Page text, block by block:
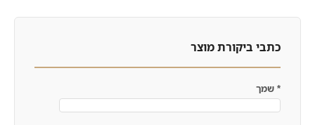
כתבי ביקורת מוצר
* שמך